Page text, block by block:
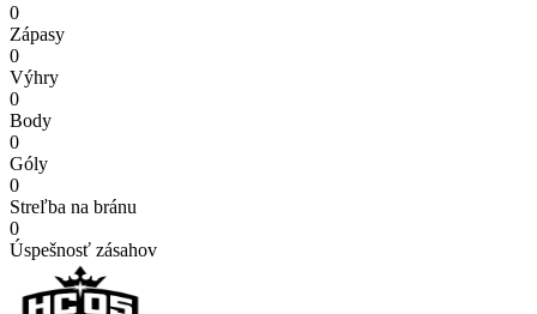
0
Zápasy
0
Výhry
0
Body
0
Góly
0
Streľba na bránu
0
Úspešnosť zásahov